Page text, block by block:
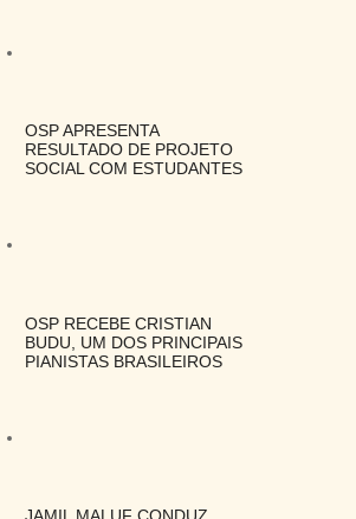
OSP APRESENTA
RESULTADO DE PROJETO
SOCIAL COM ESTUDANTES
OSP RECEBE CRISTIAN
BUDU, UM DOS PRINCIPAIS
PIANISTAS BRASILEIROS